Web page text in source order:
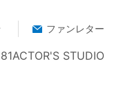
ファンレター
81ACTOR'S STUDIO